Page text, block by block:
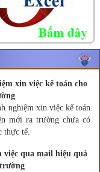
xin việc kế toán cho
nghiệm xin việc kế toán
mới ra trường chưa có
thực tế.
qua mail hiệu quả